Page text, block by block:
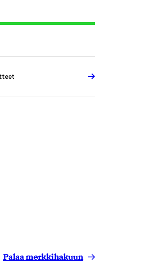
Palaa merkkihakuun